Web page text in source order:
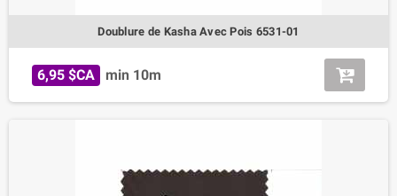
Doublure de Kasha Avec Pois 6531-01
6,95 $CA min 10m